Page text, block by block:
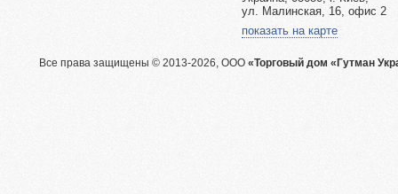
ул. Малинская, 16, офис 2
показать на карте
Все права защищены © 2013-2026, ООО «Торговый дом «Гутман